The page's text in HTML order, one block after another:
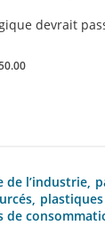
devrait